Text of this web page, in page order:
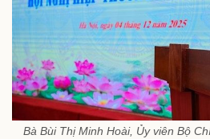
Bà Bùi Thị Minh Hoài, Ủy viên Bộ